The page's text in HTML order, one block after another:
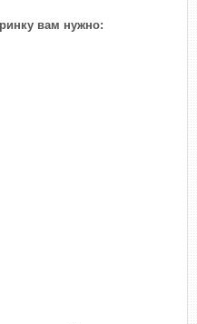
вам нужно: